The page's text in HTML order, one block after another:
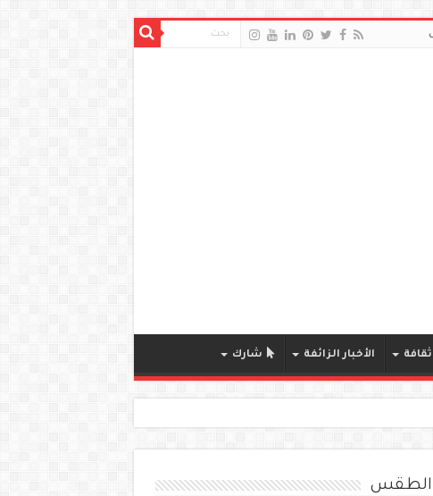
ثقافة الأخبار الزائفة شارك
الطقس